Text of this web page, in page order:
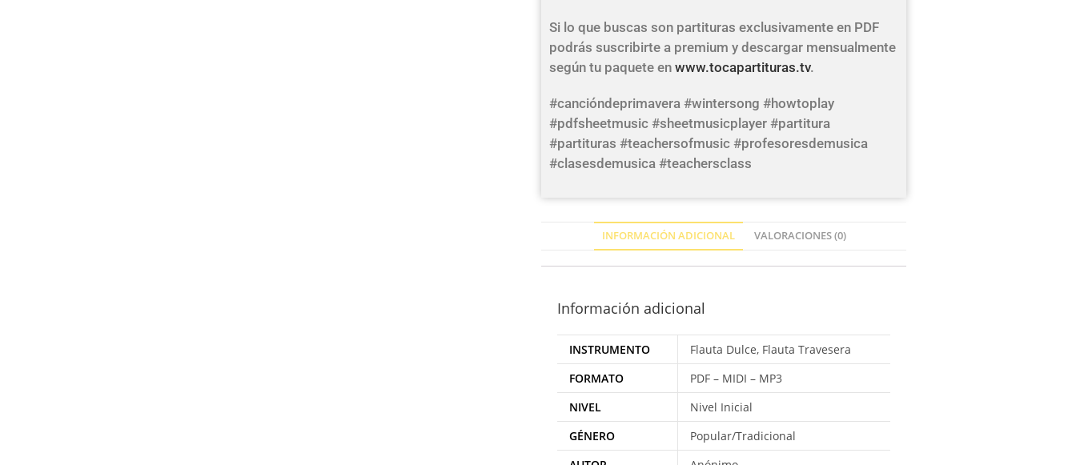
Si lo que buscas son partituras exclusivamente en PDF
podrás suscribirte a premium y descargar mensualmente
según tu paquete enwww.tocapartituras.tv.
#cancióndeprimavera #wintersong #howtoplay
#pdfsheetmusic #sheetmusicplayer #partitura
#partituras #teachersofmusic #profesoresdemusica
#clasesdemusica #teachersclass
INFORMACIÓN ADICIONAL VALORACIONES (0)
Información adicional
INSTRUMENTO
Flauta Dulce, Flauta Travesera
FORMATO
PDF – MIDI – MP3
NIVEL
Nivel Inicial
GÉNERO
Popular/Tradicional